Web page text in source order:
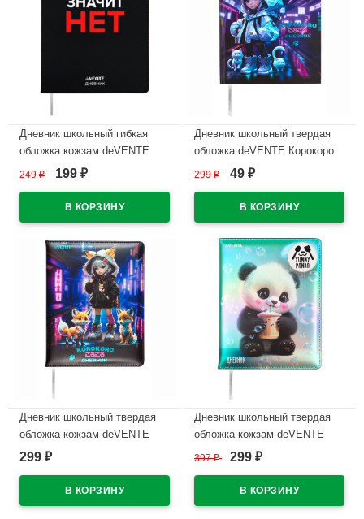
Дневник школьный гибкая
обложка кожзам deVENTE
Нет значит НЕТ
ляссе арт.2020490
249₽ 199 ₽
Дневник школьный твердая
обложка deVENTE Корокоро
(Korokoro) ламинированная
фотографий, тиснение
фольгой, ляссе арт.2020501
В наличии
299₽ 49 ₽
Дневник школьный твердая
обложка кожзам deVENTE
Корокоро (Korokoro) тиснение
арт.2020538
299 ₽
Дневник школьный твердая
обложка кожзам deVENTE
Вкусная Панда (Yummy
patch, отстрочка, ляссе
арт.2020534
397₽ 299 ₽